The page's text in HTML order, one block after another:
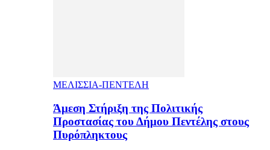
ΜΕΛΙΣΣΙΑ-ΠΕΝΤΕΛΗ
Άμεση Στήριξη της Πολιτικής
Προστασίας του Δήμου Πεντέλης στους
Πυρόπληκτους